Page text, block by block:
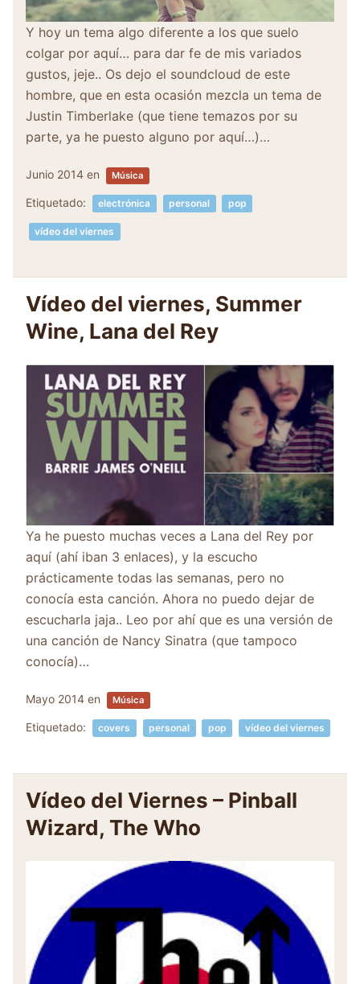
Y hoy un tema algo diferente a los que suelo
colgar por aquí… para dar fe de mis variados
gustos, jeje.. Os dejo el soundcloud de este
hombre, que en esta ocasión mezcla un tema de
Justin Timberlake (que tiene temazos por su
parte, ya he puesto alguno por aquí…)…
Junio 2014 en Música
Etiquetado: electrónica personal pop
vídeo del viernes
Vídeo del viernes, Summer
Wine, Lana del Rey
Ya he puesto muchas veces a Lana del Rey por
aquí (ahí iban 3 enlaces), y la escucho
prácticamente todas las semanas, pero no
conocía esta canción. Ahora no puedo dejar de
escucharla jaja.. Leo por ahí que es una versión de
una canción de Nancy Sinatra (que tampoco
conocía)…
Mayo 2014 en Música
Etiquetado: covers personal pop vídeo del viernes
Vídeo del Viernes – Pinball
Wizard, The Who